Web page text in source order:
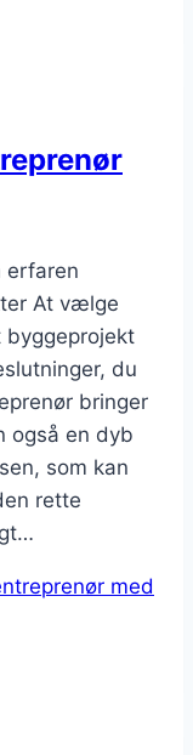
erfaren
At vælge
du
bringer
også en dyb
som kan
rette
med